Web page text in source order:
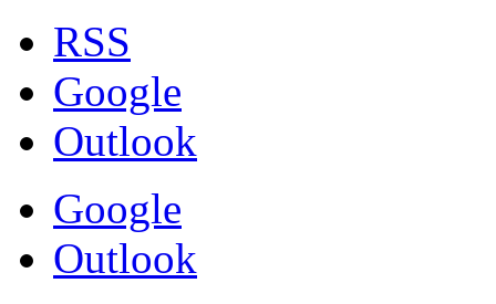
RSS
Google
Outlook
Google
Outlook